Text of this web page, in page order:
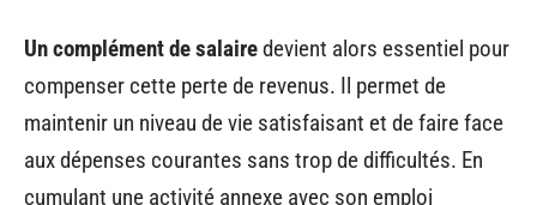
Un complément de salairedevient alors essentiel pour
compenser cette perte de revenus. Il permet de
maintenir un niveau de vie satisfaisant et de faire face
aux dépenses courantes sans trop de difficultés. En
cumulant une activité annexe avec son emploi